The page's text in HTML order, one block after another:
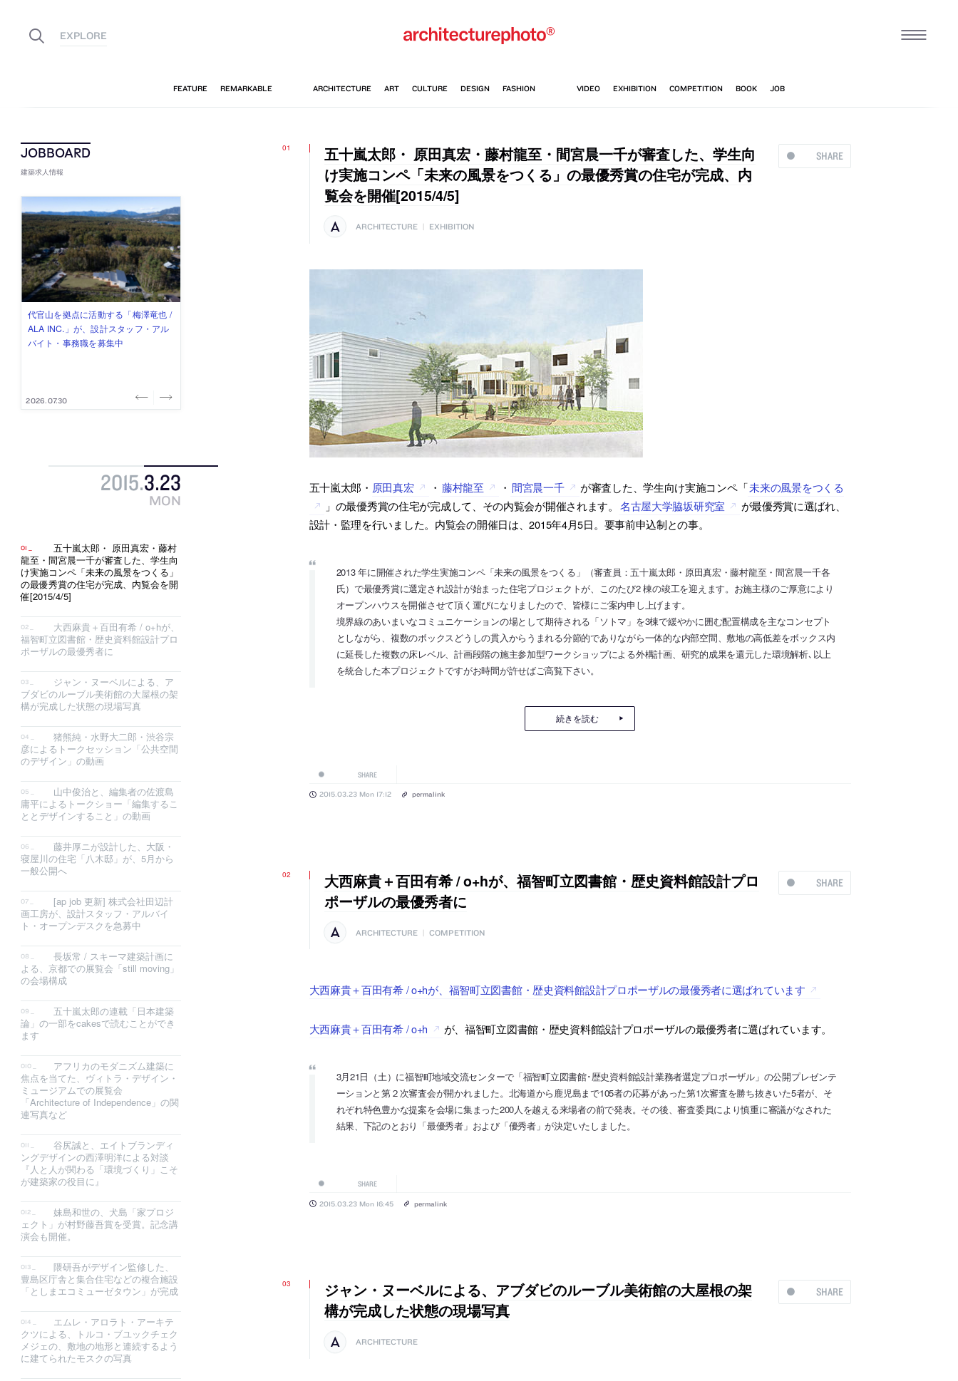
建築求人情報
古民家を軸に全国で“価値循環の仕組
み”を作り、リモートワーク主体の働
き方を実践する「株式会社つぎと」
2026.08.03
リノベる株式会社が、設計パートナ
ー (業務委託) を募集中
2026.08.03
社会への影響力のある建築を手掛
け、スタッフ同士で助け合う環境づ
くりも行う「E.A.S.T.architects」
2026.07.31
代官山を拠点に活動する「梅澤竜也 /
ALA INC.」が、設計スタッフ・アル
バイト・事務職を募集中
2026.07.30
住宅や共同住宅などを手掛け、“合理
的でシンプルなデザイン”を志向する
「PANDA：山本浩三建築設計事務
2026.07.29
2015.3.23
MON
五十嵐太郎・ 原田真宏・藤村
龍至・間宮晨一千が審査した、学生向
け実施コンペ「未来の風景をつくる」
の最優秀賞の住宅が完成、内覧会を開
催[2015/4/5]
大西麻貴＋百田有希 / o+hが、
福智町立図書館・歴史資料館設計プロ
ポーザルの最優秀者に
ジャン・ヌーベルによる、ア
ブダビのルーブル美術館の大屋根の架
構が完成した状態の現場写真
猪熊純・水野大二郎・渋谷宗
彦によるトークセッション「公共空間
のデザイン」の動画
山中俊治と、編集者の佐渡島
庸平によるトークショー「編集するこ
ととデザインすること」の動画
藤井厚ニが設計した、大阪・
寝屋川の住宅「八木邸」が、5月から
一般公開へ
[ap job 更新] 株式会社田辺計
画工房が、設計スタッフ・アルバイ
ト・オープンデスクを急募中
長坂常 / スキーマ建築計画に
よる、京都での展覧会「still moving」
の会場構成
五十嵐太郎の連載「日本建築
論」の一部をcakesで読むことができ
ます
アフリカのモダニズム建築に
焦点を当てた、ヴィトラ・デザイン・
ミュージアムでの展覧会
「Architecture of Independence」の関
連写真など
谷尻誠と、エイトブランディ
ングデザインの西澤明洋による対談
『人と人が関わる「環境づくり」こそ
が建築家の役目に』
妹島和世の、犬島「家プロジ
ェクト」が村野藤吾賞を受賞。記念講
演会も開催。
隈研吾がデザイン監修した、
豊島区庁舎と集合住宅などの複合施設
「としまエコミューゼタウン」が完成
エムレ・アロラト・アーキテ
クツによる、トルコ・ブユックチェク
メジェの、敷地の地形と連続するよう
に建てられたモスクの写真
SHARE
五十嵐太郎・ 原田真宏・藤村龍至・間宮晨一千が審査した、学生向
け実施コンペ「未来の風景をつくる」の最優秀賞の住宅が完成、内
覧会を開催[2015/4/5]
ARCHITECTURE | EXHIBITION
五十嵐太郎・ 原田真宏 ・ 藤村龍至 ・ 間宮晨一千 が審査した、学生向け実施コンペ「未来の風景をつくる
」の最優秀賞の住宅が完成して、その内覧会が開催されます。
名古屋大学脇坂研究室
が最優秀賞に選ばれ、
設計・監理を行いました。内覧会の開催日は、2015年4月5日。要事前申込制との事。
2013 年に開催された学生実施コンペ「未来の風景をつくる」（審査員：五十嵐太郎・原田真宏・藤村龍至・間宮晨一千各
氏）で最優秀賞に選定され設計が始まった住宅プロジェクトが、このたび2 棟の竣工を迎えます。お施主様のご厚意により
オープンハウスを開催させて頂く運びになりましたので、皆様にご案内申し上げます。
境界線のあいまいなコミュニケーションの場として期待される「ソトマ」を3棟で緩やかに囲む配置構成を主なコンセプト
としながら、複数のボックスどうしの貫入からうまれる分節的でありながら一体的な内部空間、敷地の高低差をボックス内
に延長した複数の床レベル、計画段階の施主参加型ワークショップによる外構計画、研究的成果を還元した環境解析､以上
を統合した本プロジェクトですがお時間が許せばご高覧下さい。
続きを読む
SHARE
2015.03.23 Mon 17:12 permalink
SHARE
大西麻貴＋百田有希 / o+hが、福智町立図書館・歴史資料館設計プロ
ポーザルの最優秀者に
ARCHITECTURE | COMPETITION
大西麻貴＋百田有希 / o+hが、福智町立図書館・歴史資料館設計プロポーザルの最優秀者に選ばれています
大西麻貴＋百田有希 / o+h が、福智町立図書館・歴史資料館設計プロポーザルの最優秀者に選ばれています。
3月21日（土）に福智町地域交流センターで「福智町立図書館･歴史資料館設計業務者選定プロポーザル」の公開プレゼンテ
ーションと第２次審査会が開かれました。北海道から鹿児島まで105者の応募があった第1次審査を勝ち抜きいた5者が、そ
れぞれ特色豊かな提案を会場に集まった200人を越える来場者の前で発表。その後、審査委員により慎重に審議がなされた
結果、下記のとおり「最優秀者」および「優秀者」が決定いたしました。
SHARE
2015.03.23 Mon 16:45 permalink
SHARE
ジャン・ヌーベルによる、アブダビのルーブル美術館の大屋根の架
構が完成した状態の現場写真
ARCHITECTURE